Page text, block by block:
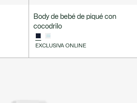
Body de bebé de piqué con
cocodrilo
EXCLUSIVA ONLINE